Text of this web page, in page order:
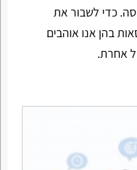
כדי לשבור את
בהן אנו אוהבים
אחרת.